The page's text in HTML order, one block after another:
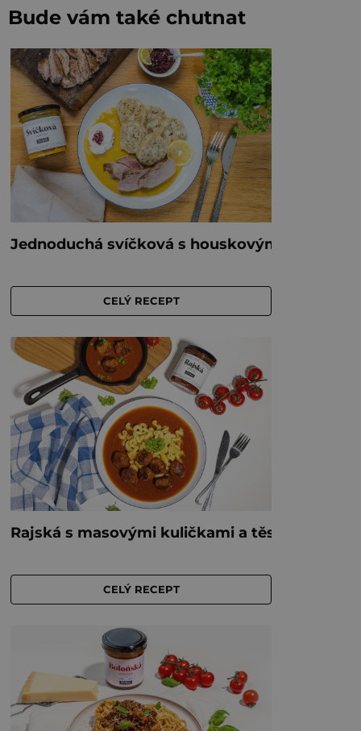
Bude vám také chutnat